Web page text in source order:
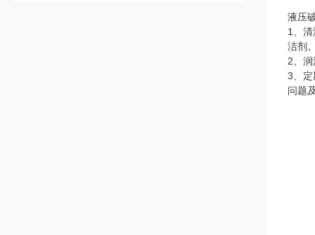
液压
1、
洁剂
2、
3、定
问题